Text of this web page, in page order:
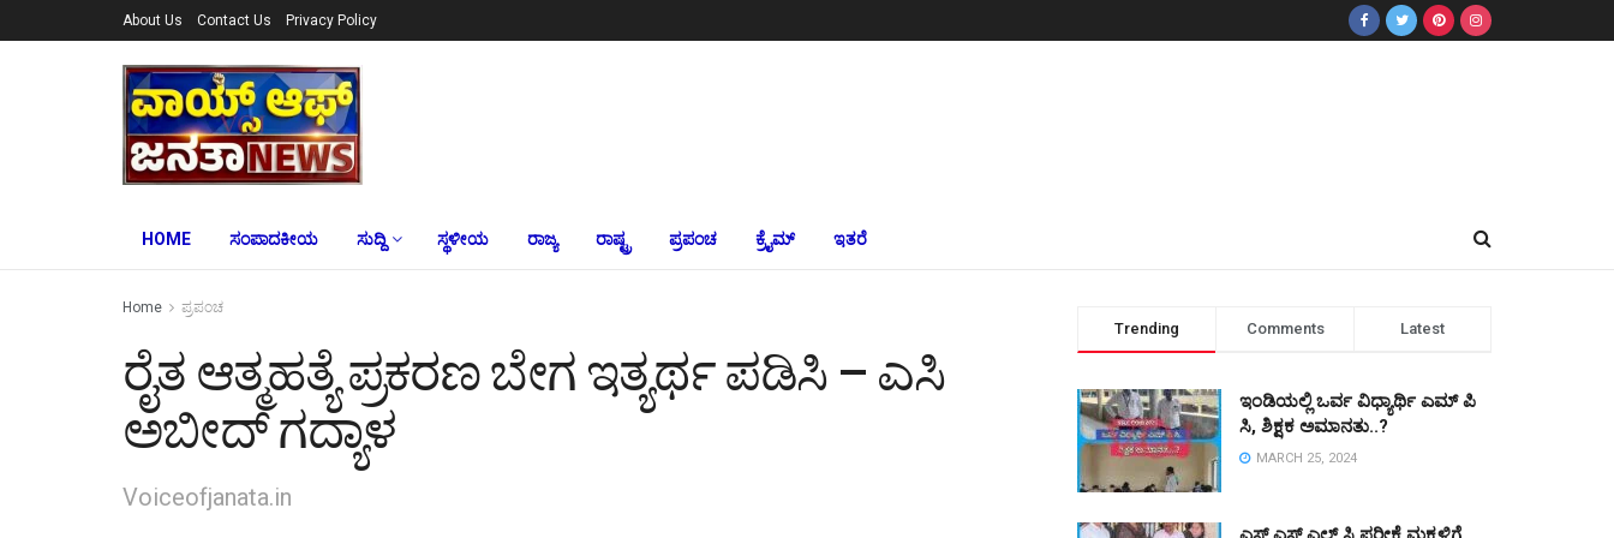
About Us Contact Us Privacy Policy
HOME ಸಂಪಾದಕೀಯ ಸುದ್ದಿ ಸ್ಥಳೀಯ ರಾಜ್ಯ ರಾಷ್ಟ್ರ ಪ್ರಪಂಚ ಕ್ರೈಮ್‌ ಇತರೆ
Home ಪ್ರಪಂಚ
ರೈತ ಆತ್ಮಹತ್ಯೆ ಪ್ರಕರಣ ಬೇಗ ಇತ್ಯರ್ಥ ಪಡಿಸಿ – ಎಸಿ
ಅಬೀದ್ ಗದ್ಯಾಳ
Voiceofjanata.in
Trending Comments Latest
ಇಂಡಿಯಲ್ಲಿ ಒರ್ವ ವಿಧ್ಯಾರ್ಥಿ ಎಮ್ ಪಿ
ಸಿ, ಶಿಕ್ಷಕ ಅಮಾನತು..?
MARCH 25, 2024